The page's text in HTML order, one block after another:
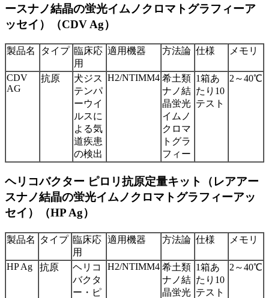
ースナノ結晶の蛍光イムノクロマトグラフィーア
ッセイ）（CDV Ag）
製品名 タイプ 臨床応
用
適用機器 方法論 仕様 メモリ
CDV
AG
抗原
犬ジス
テンパ
ーウイ
ルスに
よる気
道疾患
の検出
H2/NTIMM4 希土類
ナノ結
晶蛍光
イムノ
クロマ
トグラ
フィー
1箱あ
たり10
テスト
2～40℃
ヘリコバクター ピロリ抗原定量キット（レアアー
スナノ結晶の蛍光イムノクロマトグラフィーアッ
セイ）（HP Ag）
製品名 タイプ 臨床応
用
適用機器 方法論 仕様 メモリ
HP Ag 抗原
ヘリコ
バクタ
ー・ピ
H2/NTIMM4 希土類
ナノ結
晶蛍光
1箱あ
たり10
テスト
2～40℃